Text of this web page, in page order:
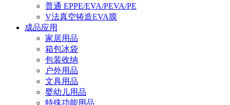
普通 EPPE/EVA/PEVA/PE
V法真空铸造EVA膜
成品应用
家居用品
箱包冰袋
包装收纳
户外用品
文具用品
婴幼儿用品
特殊功能用品